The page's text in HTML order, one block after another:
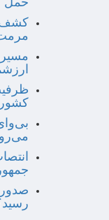
کشف
مرمت